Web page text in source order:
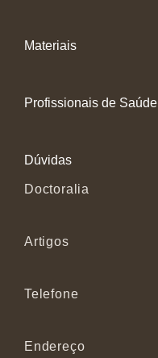
Materiais
Profissionais de Saúde
Dúvidas
Doctoralia
Artigos
Telefone
Endereço